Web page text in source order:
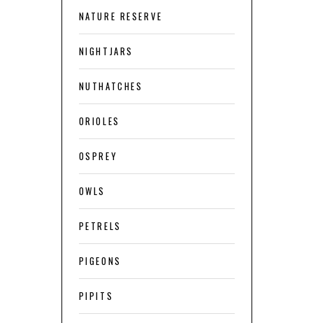
NATURE RESERVE
NIGHTJARS
NUTHATCHES
ORIOLES
OSPREY
OWLS
PETRELS
PIGEONS
PIPITS